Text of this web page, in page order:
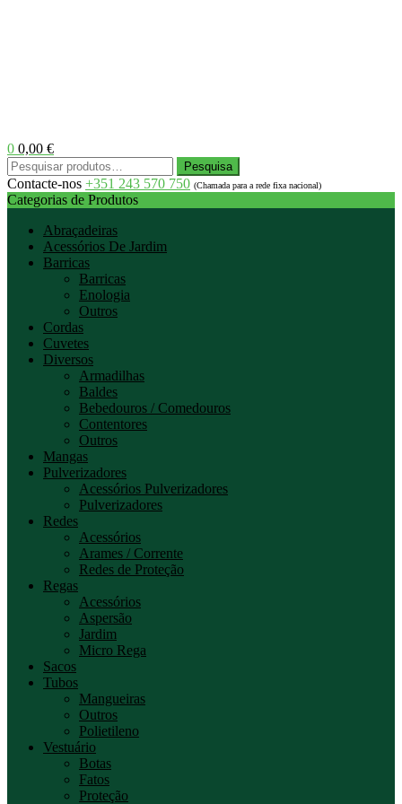
0 0,00 €
Menu
Pesquisar
por:
Pesquisa
Contacte-nos +351 243 570 750 (Chamada para a rede fixa nacional)
Categorias de Produtos
Abraçadeiras
Acessórios De Jardim
Barricas
Barricas
Enologia
Outros
Cordas
Cuvetes
Diversos
Armadilhas
Baldes
Bebedouros / Comedouros
Contentores
Outros
Mangas
Pulverizadores
Acessórios Pulverizadores
Pulverizadores
Redes
Acessórios
Arames / Corrente
Redes de Proteção
Regas
Acessórios
Aspersão
Jardim
Micro Rega
Sacos
Tubos
Mangueiras
Outros
Polietileno
Vestuário
Botas
Fatos
Proteção